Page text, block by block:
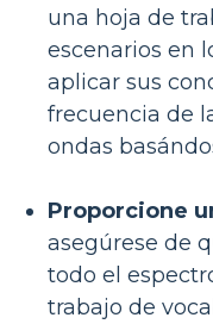
una hoja de
escenarios en
aplicar sus
frecuencia de
ondas
Proporcione
asegúrese de
todo el
trabajo de